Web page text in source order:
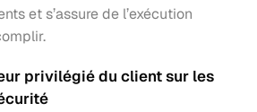
et s’assure de l’exécution
privilégié du client sur les